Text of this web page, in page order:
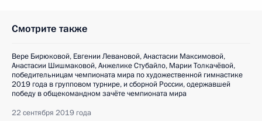
Смотрите также
Вере Бирюковой, Евгении Левановой, Анастасии Максимовой,
Анастасии Шишмаковой, Анжелике Стубайло, Марии Толкачёвой,
победительницам чемпионата мира по художественной гимнастике
2019 года в групповом турнире, и сборной России, одержавшей
победу в общекомандном зачёте чемпионата мира
22 сентября 2019 года